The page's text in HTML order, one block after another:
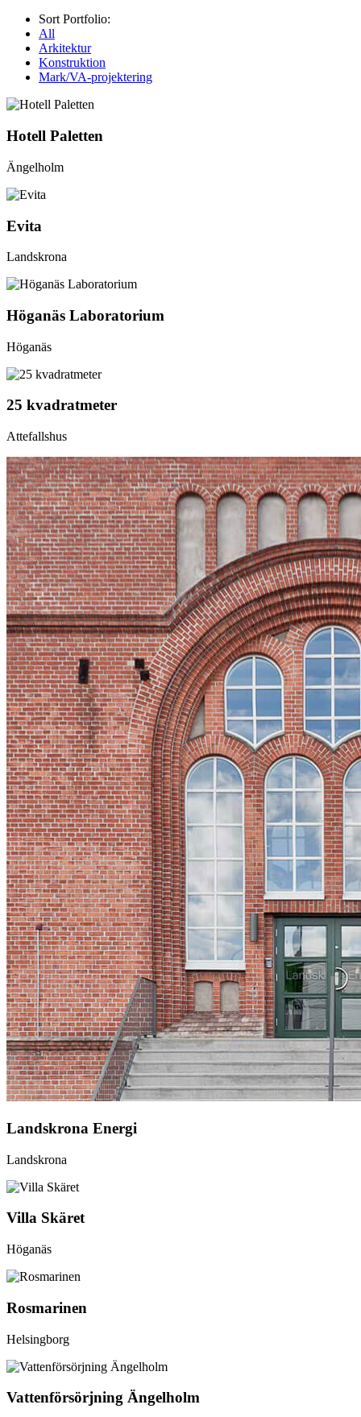
Sort Portfolio:
All
Arkitektur
Konstruktion
Mark/VA-projektering
Hotell Paletten
Ängelholm
Evita
Landskrona
Höganäs Laboratorium
Höganäs
25 kvadratmeter
Attefallshus
Landskrona Energi
Landskrona
Villa Skäret
Höganäs
Rosmarinen
Helsingborg
Vattenförsörjning Ängelholm